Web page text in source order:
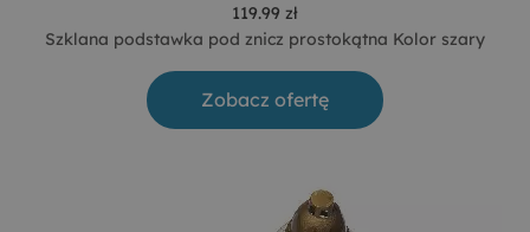
119.99 zł
Szklana podstawka pod znicz prostokątna Kolor szary
Zobacz ofertę